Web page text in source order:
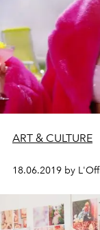
ART & CULTURE
18.06.2019 by